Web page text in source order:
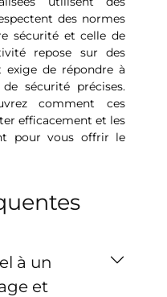
des normes
sécurité et celle de
repose sur des
exige de répondre à
sécurité précises.
comment ces
efficacement et les
pour vous offrir le
à un
et